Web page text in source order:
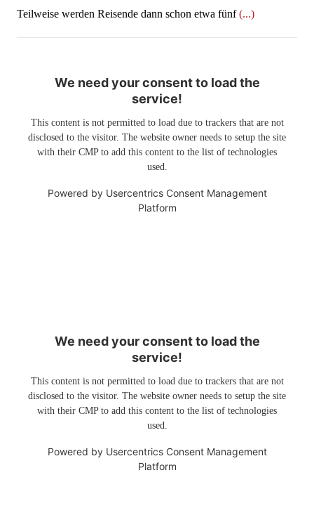
Teilweise werden Reisende dann schon etwa fünf(...)
We need your consent to load the
service!
This content is not permitted to load due to trackers that are not
disclosed to the visitor. The website owner needs to setup the site
with their CMP to add this content to the list of technologies
used.
Powered by Usercentrics Consent Management
Platform
We need your consent to load the
service!
This content is not permitted to load due to trackers that are not
disclosed to the visitor. The website owner needs to setup the site
with their CMP to add this content to the list of technologies
used.
Powered by Usercentrics Consent Management
Platform